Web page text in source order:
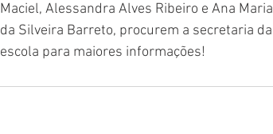
Maciel, Alessandra Alves Ribeiro e Ana Maria
da Silveira Barreto, procurem a secretaria da
escola para maiores informações!